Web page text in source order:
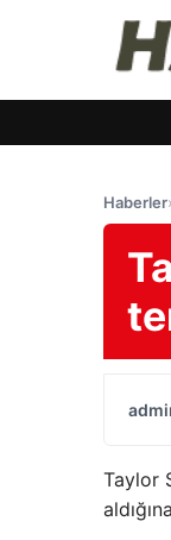
Haberler›
Taylor